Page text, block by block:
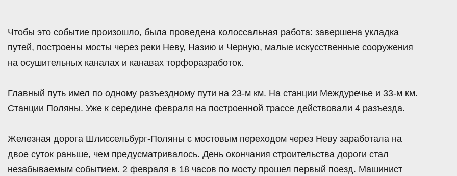
Чтобы это событие произошло, была проведена колоссальная работа: завершена укладка
путей, построены мосты через реки Неву, Назию и Черную, малые искусственные сооружения
на осушительных каналах и канавах торфоразработок.
Главный путь имел по одному разъездному пути на 23-м км. На станции Междуречье и 33-м км.
Станции Поляны. Уже к середине февраля на построенной трассе действовали 4 разъезда.
Железная дорога Шлиссельбург-Поляны с мостовым переходом через Неву заработала на
двое суток раньше, чем предусматривалось. День окончания строительства дороги стал
незабываемым событием. 2 февраля в 18 часов по мосту прошел первый поезд. Машинист